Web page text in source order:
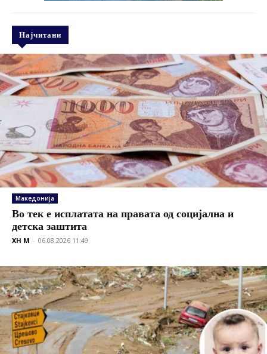
Најчитани
Македонија
Во тек е исплатата на правата од социјална и
детска заштита
XH M - 06.08.2026 11:49